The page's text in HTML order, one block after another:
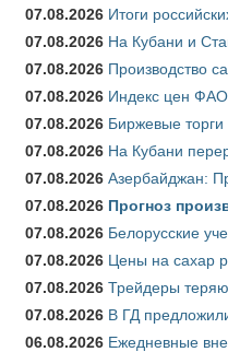
07.08.2026 Итоги
07.08.2026 На Кубани и
07.08.2026 Производство
07.08.2026 Индекс цен
07.08.2026 Биржевые
07.08.2026 На Кубани
07.08.2026 Азербайджан:
07.08.2026 Прогноз
07.08.2026 Белорусские
07.08.2026 Цены на сахар
07.08.2026 Трейдеры
07.08.2026 В ГД
06.08.2026 Ежедневные